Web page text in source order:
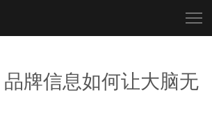
牌信息如何让大脑无